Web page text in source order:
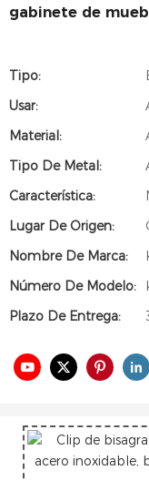
gabinete de
Tipo:
Usar:
Material:
Tipo De Metal:
Característica:
Lugar De Origen:
Nombre De Marca:
Número De Modelo:
Plazo De Entrega: